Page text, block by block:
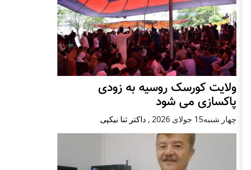
ولایت کورسک روسیه به زودی
پاکسازی می شود
چهار شنبه15 جولای 2026 , داکتر ثنا نیکپی